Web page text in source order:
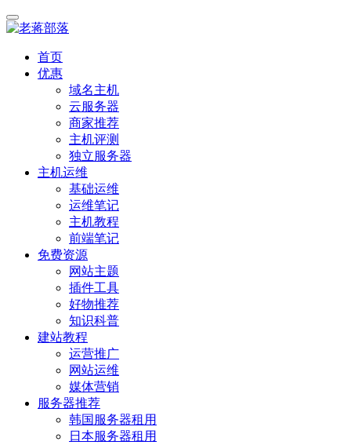
首页
优惠
域名主机
云服务器
商家推荐
主机评测
独立服务器
主机运维
基础运维
运维笔记
主机教程
前端笔记
免费资源
网站主题
插件工具
好物推荐
知识科普
建站教程
运营推广
网站运维
媒体营销
服务器推荐
韩国服务器租用
日本服务器租用